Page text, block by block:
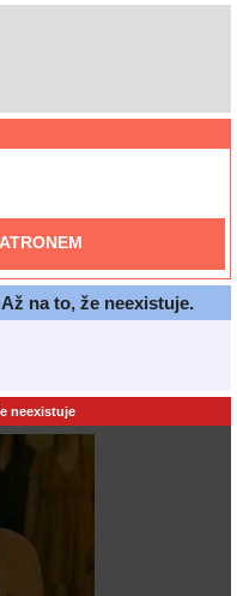
na to, že neexistuje.
neexistuje